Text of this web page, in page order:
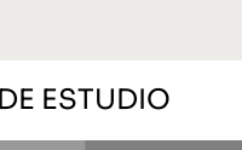
ESTUDIO